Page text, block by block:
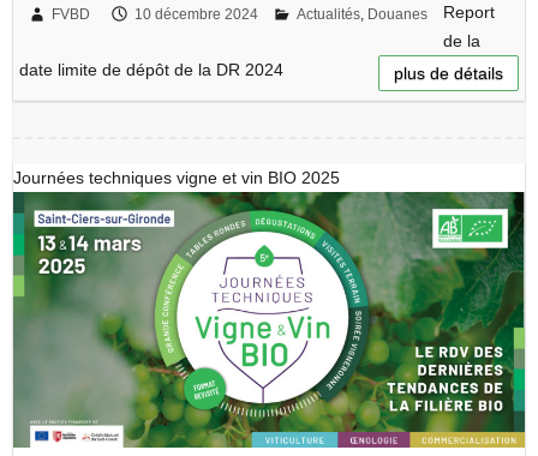
FVBD 10 décembre 2024 Actualités, Douanes
Report
de la
date limite de dépôt de la DR 2024
plus de détails
Journées techniques vigne et vin BIO 2025